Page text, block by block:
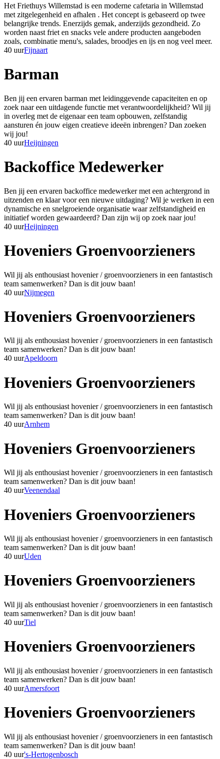
Het Friethuys Willemstad is een moderne cafetaria in Willemstad
met zitgelegenheid en afhalen . Het concept is gebaseerd op twee
belangrijke trends. Enerzijds gemak, anderzijds gezondheid. Zo
worden naast friet en snacks vele andere producten aangeboden
zoals, combinatie menu's, salades, broodjes en ijs en nog veel meer.
40 uurFijnaart
Barman
Ben jij een ervaren barman met leidinggevende capaciteiten en op
zoek naar een uitdagende functie met verantwoordelijkheid? Wil jij
in overleg met de eigenaar een team opbouwen, zelfstandig
aansturen én jouw eigen creatieve ideeën inbrengen? Dan zoeken
wij jou!
40 uurHeijningen
Backoffice Medewerker
Ben jij een ervaren backoffice medewerker met een achtergrond in
uitzenden en klaar voor een nieuwe uitdaging? Wil je werken in een
dynamische en snelgroeiende organisatie waar zelfstandigheid en
initiatief worden gewaardeerd? Dan zijn wij op zoek naar jou!
40 uurHeijningen
Hoveniers Groenvoorzieners
Wil jij als enthousiast hovenier / groenvoorzieners in een fantastisch
team samenwerken? Dan is dit jouw baan!
40 uurNijmegen
Hoveniers Groenvoorzieners
Wil jij als enthousiast hovenier / groenvoorzieners in een fantastisch
team samenwerken? Dan is dit jouw baan!
40 uurApeldoorn
Hoveniers Groenvoorzieners
Wil jij als enthousiast hovenier / groenvoorzieners in een fantastisch
team samenwerken? Dan is dit jouw baan!
40 uurArnhem
Hoveniers Groenvoorzieners
Wil jij als enthousiast hovenier / groenvoorzieners in een fantastisch
team samenwerken? Dan is dit jouw baan!
40 uurVeenendaal
Hoveniers Groenvoorzieners
Wil jij als enthousiast hovenier / groenvoorzieners in een fantastisch
team samenwerken? Dan is dit jouw baan!
40 uurUden
Hoveniers Groenvoorzieners
Wil jij als enthousiast hovenier / groenvoorzieners in een fantastisch
team samenwerken? Dan is dit jouw baan!
40 uurTiel
Hoveniers Groenvoorzieners
Wil jij als enthousiast hovenier / groenvoorzieners in een fantastisch
team samenwerken? Dan is dit jouw baan!
40 uurAmersfoort
Hoveniers Groenvoorzieners
Wil jij als enthousiast hovenier / groenvoorzieners in een fantastisch
team samenwerken? Dan is dit jouw baan!
40 uur's-Hertogenbosch